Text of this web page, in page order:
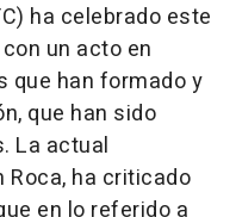
ha celebrado este
un acto en
que han formado y
que han sido
La actual
Roca, ha criticado
en lo referido a